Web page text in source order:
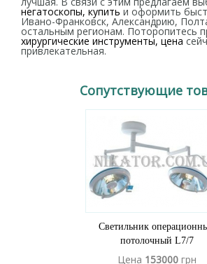
негатоскопы, купить и оформить
Ивано-Франковск, Александрию,
остальным регионам. Поторопитесь
хирургические инструменты, цена
привлекательная.
Сопутствующие
Светильник
потолочный L7/7
Цена 153000грн